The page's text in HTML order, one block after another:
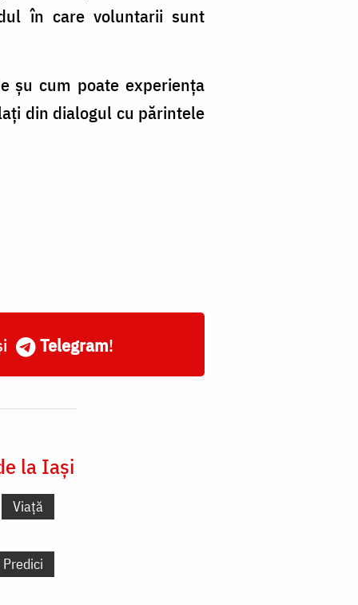
în care voluntarii sunt
șu cum poate experiența
din dialogul cu părintele
Telegram!
la Iași
Viață
Predici